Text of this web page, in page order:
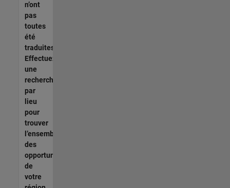
n’ont
pas
toutes
été
traduites.
Effectuez
une
recherche
par
lieu
pour
trouver
l’ensemble
des
opportunités
de
votre